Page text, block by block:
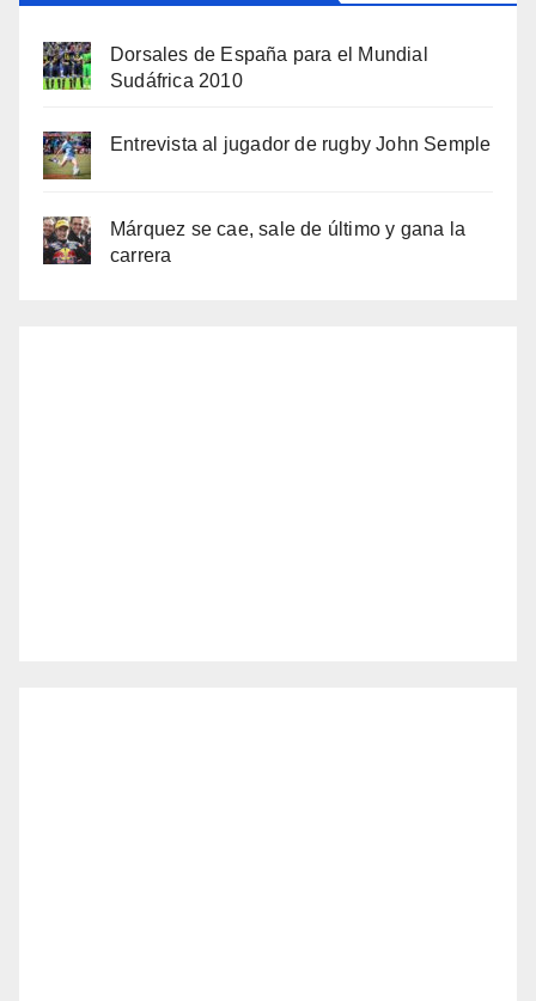
Dorsales de España para el Mundial
Sudáfrica 2010
Entrevista al jugador de rugby John Semple
Márquez se cae, sale de último y gana la
carrera